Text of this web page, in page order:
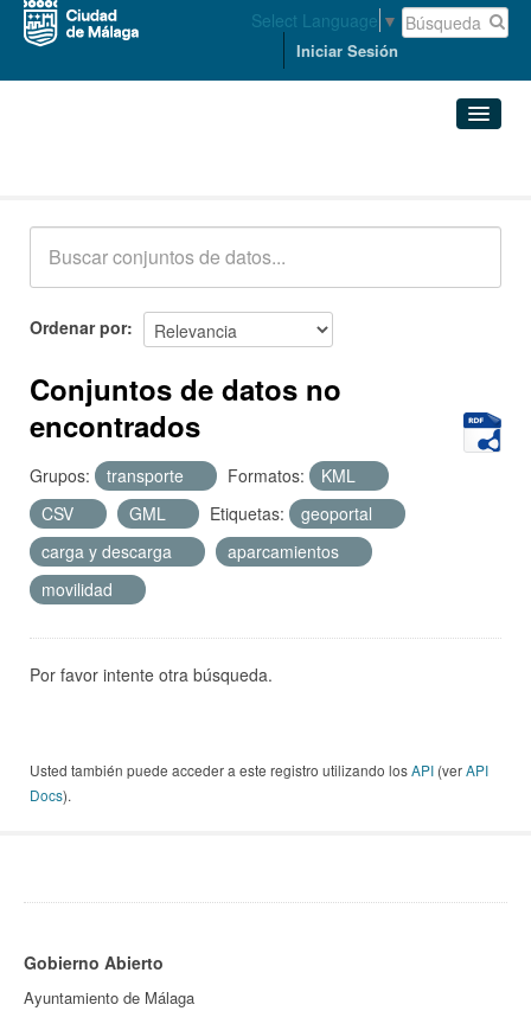
Select Language ▼
Iniciar Sesión
Acerca de
Ordenar por
Conjuntos de datos no
encontrados
Grupos: transporte Formatos:
KML
CSV
GML Etiquetas:
geoportal
carga y descarga
aparcamientos
movilidad
Por favor intente otra búsqueda.
Usted también puede acceder a este registro utilizando losAPI (verAPI
Docs).
Gobierno Abierto
Ayuntamiento de Málaga